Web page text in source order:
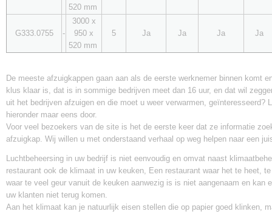
520 mm
G333.0755 -
3000 x
950 x
520 mm
5 Ja Ja Ja Ja
De meeste afzuigkappen gaan aan als de eerste werknemer binnen komt
klus klaar is, dat is in sommige bedrijven meet dan 16 uur, en dat wil
uit het bedrijven afzuigen en die moet u weer verwarmen, geïnteresseerd?
hieronder maar eens door.
Voor veel bezoekers van de site is het de eerste keer dat ze informatie
afzuigkap. Wij willen u met onderstaand verhaal op weg helpen naar een
Luchtbeheersing in uw bedrijf is niet eenvoudig en omvat naast
restaurant ook de klimaat in uw keuken, Een restaurant waar het te heet,
waar te veel geur vanuit de keuken aanwezig is is niet aangenaam en kan
uw klanten niet terug komen.
Aan het klimaat kan je natuurlijk eisen stellen die op papier goed klinken,